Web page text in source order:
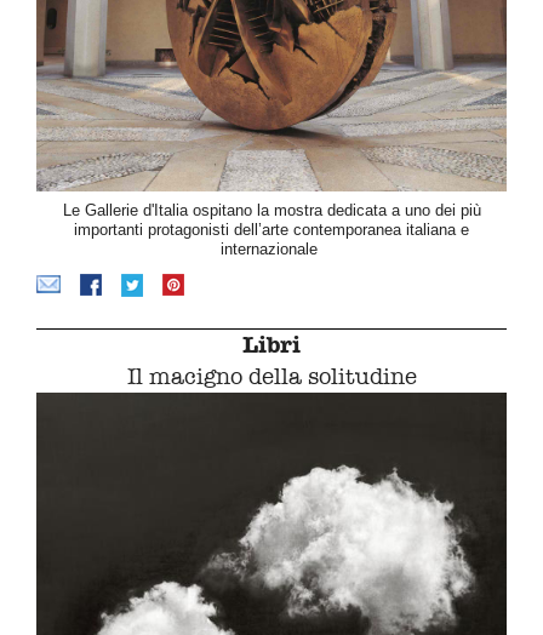
Le Gallerie d'Italia ospitano la mostra dedicata a uno dei più
importanti protagonisti dell’arte contemporanea italiana e
internazionale
Libri
Il macigno della solitudine